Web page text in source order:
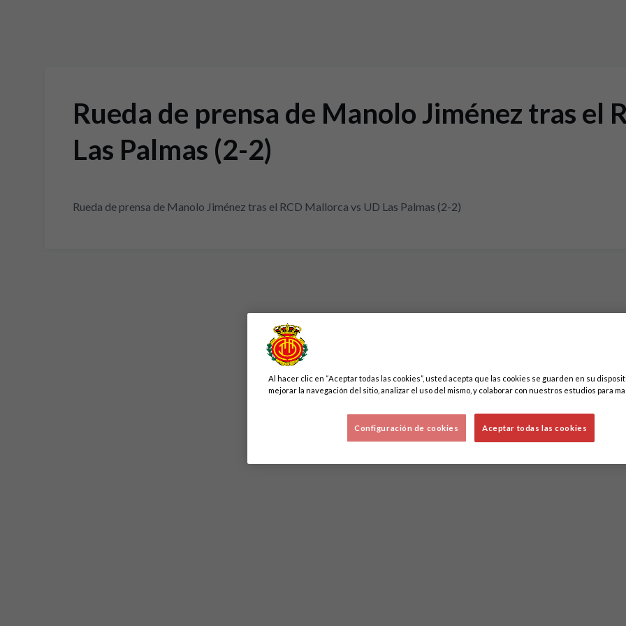
Rueda de prensa de Manolo Jiménez tras el
Las Palmas (2-2)
Rueda de prensa de Manolo Jiménez tras el RCD Mallorca vs UD Las Palmas (2-2)
Al hacer clic en “Aceptar todas las cookies”, usted acepta que las cookies se guarden en su
mejorar la navegación del sitio, analizar el uso del mismo, y colaborar con nuestros estudios para
Aceptar todas las cookies
Configuración de cookies